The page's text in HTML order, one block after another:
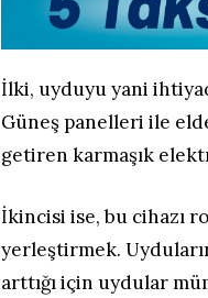
İlki, uyduyu yani
Güneş panelleri ile
getiren karmaşık
İkincisi ise, bu cihazı
yerleştirmek.
arttığı için uydular